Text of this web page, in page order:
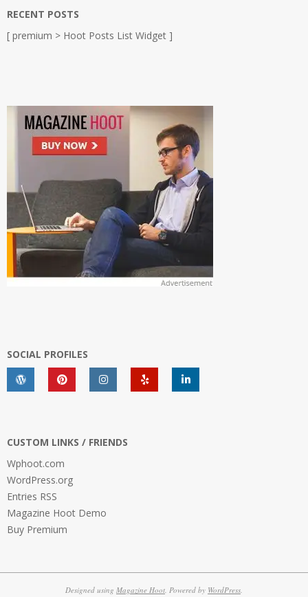
RECENT POSTS
[ premium > Hoot Posts List Widget ]
SOCIAL PROFILES
CUSTOM LINKS / FRIENDS
Wphoot.com
WordPress.org
Entries RSS
Magazine Hoot Demo
Buy Premium
Designed using Magazine Hoot. Powered by WordPress.